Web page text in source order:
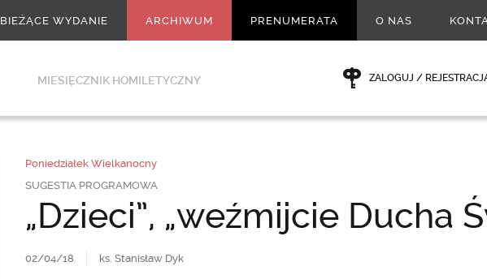
BIEŻĄCE WYDANIE ARCHIWUM PRENUMERATA O NAS
MIESIĘCZNIK HOMILETYCZNY ZALOGUJ /
Poniedziałek Wielkanocny
SUGESTIA PROGRAMOWA
„Dzieci”, „weźmijcie Ducha
02/04/18 ks. Stanisław Dyk